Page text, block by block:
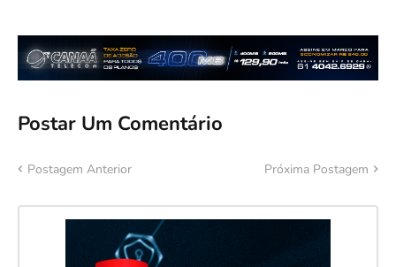
Postar Um Comentário
Postagem Anterior Próxima Postagem